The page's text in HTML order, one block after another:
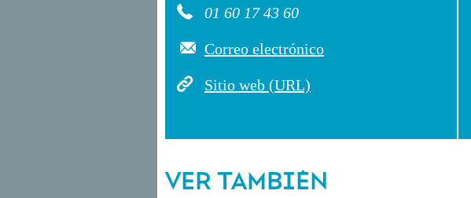
01 60 17 43 60
Correo electrónico
Sitio web (URL)
VER TAMBIÉN